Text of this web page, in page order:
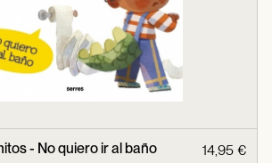
- No quiero ir al baño 14,95 €